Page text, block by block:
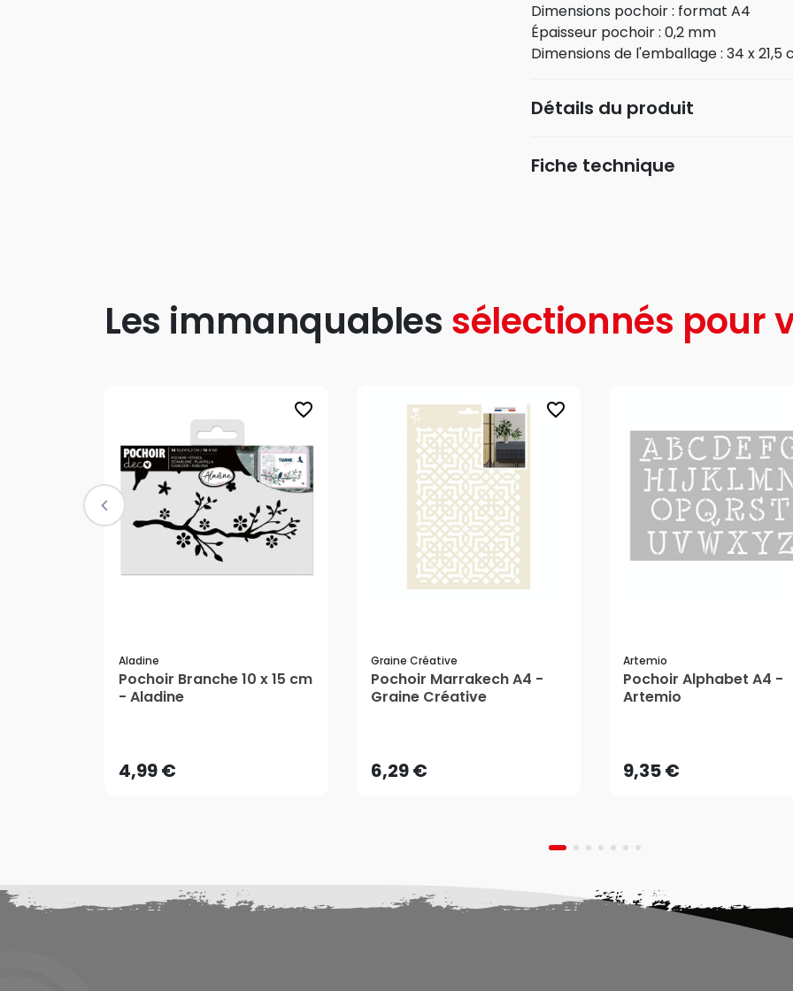
Dimensions pochoir : format A4
Épaisseur pochoir : 0,2 mm
Dimensions de l'emballage : 34 x 21,5
Détails du produit
Fiche technique
Les immanquables sélectionnés pour
favorite_border
Aladine
Pochoir Branche 10 x 15 cm
- Aladine
4,99 €AJOUTER AU PANIER
favorite_border
Graine Créative
Pochoir Marrakech A4 -
Graine Créative
6,29 €AJOUTER AU PANIER
Artemio
Pochoir Alphabet A4 -
Artemio
9,35 €AJOUTER AU PANIER